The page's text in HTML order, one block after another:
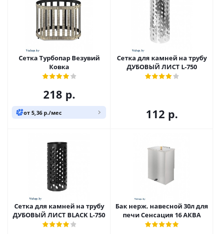
Сетка Турбопар Везувий
Ковка
218 р.
от 5,36 р./мес
Сетка для камней на трубу
ДУБОВЫЙ ЛИСТ L-750
112 р.
Сетка для камней на трубу
ДУБОВЫЙ ЛИСТ BLACK L-750
Бак нерж. навесной 30л для
печи Сенсация 16 АКВА